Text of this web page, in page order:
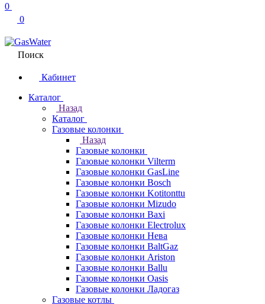
0
0
Поиск
Кабинет
Каталог
Назад
Каталог
Газовые колонки
Назад
Газовые колонки
Газовые колонки Vilterm
Газовые колонки GasLine
Газовые колонки Bosch
Газовые колонки Kotitonttu
Газовые колонки Mizudo
Газовые колонки Baxi
Газовые колонки Electrolux
Газовые колонки Нева
Газовые колонки BaltGaz
Газовые колонки Ariston
Газовые колонки Ballu
Газовые колонки Oasis
Газовые колонки Ладогаз
Газовые котлы